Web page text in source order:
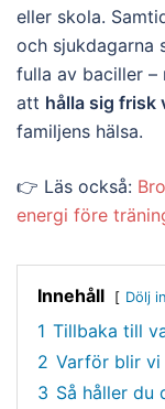
eller skola.
och sjukdagarna
fulla av baciller
att hålla sig frisk
familjens hälsa.
👉 Läs också:
energi före
Innehåll Dölj
1 Tillbaka till
2 Varför blir
3 Så håller du